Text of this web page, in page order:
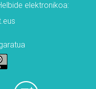
elektronikoa: